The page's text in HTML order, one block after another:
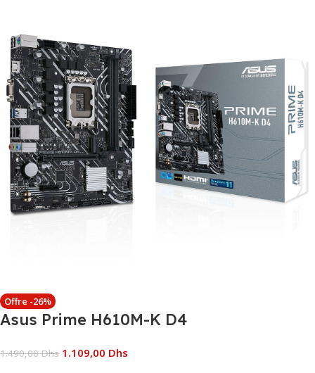
Offre -26%
Asus Prime H610M-K D4
1.490,00Dhs 1.109,00 Dhs